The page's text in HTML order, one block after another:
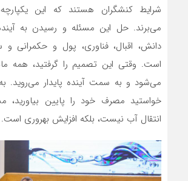
شرایط کنشگران هستند که این
می‌برند. حل این مسئله و رسیدن به آینده
دانش، اقبال، فناوری، پول و حکمرانی و
است. وقتی این تصمیم را گرفتید، همه
می‌شود و به سمت آینده پایدار می‌روید.
خواستید مصرف خود را پایین بیاورید،
انتقال آب نیست، بلکه افزایش بهروری است.